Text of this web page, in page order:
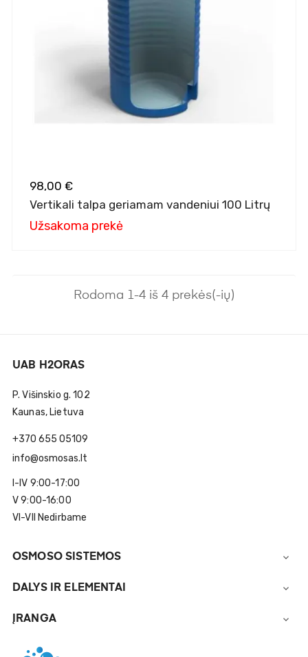
98,00 €
Vertikali talpa geriamam vandeniui 100 Litrų
Užsakoma prekė
Rodoma 1-4 iš 4 prekės(-ių)
UAB H2ORAS
P. Višinskio g. 102
Kaunas, Lietuva
+370 655 05109
info@osmosas.lt
I-IV 9:00-17:00
V 9:00-16:00
VI-VII Nedirbame
OSMOSO SISTEMOS 
DALYS IR ELEMENTAI 
ĮRANGA 